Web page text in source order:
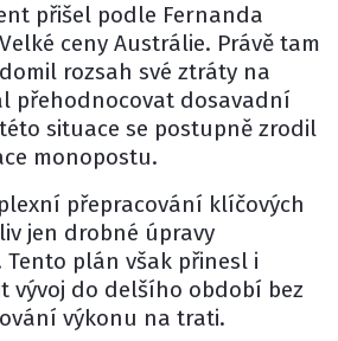
přišel podle Fernanda
ceny Austrálie. Právě tam
rozsah své ztráty na
přehodnocovat dosavadní
situace se postupně zrodil
monopostu.
přepracování klíčových
jen drobné úpravy
plán však přinesl i
vývoj do delšího období bez
výkonu na trati.